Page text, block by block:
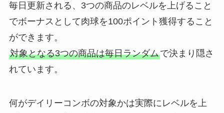
毎日更新される、3つの商品のレベルを上げること
でボーナスとして肉球を100ポイント獲得すること
ができます。
対象となる3つの商品は毎日ランダムで決まり隠さ
れています。
何がデイリーコンボの対象かは実際にレベルを上